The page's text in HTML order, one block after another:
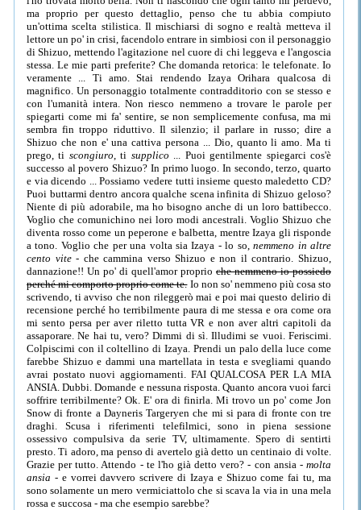
ma proprio per questo dettaglio, penso che tu abbia compiuto
un'ottima scelta stilistica. Il mischiarsi di sogno e realtà metteva il
lettore un po' in crisi, facendolo entrare in simbiosi con il personaggio
di Shizuo, mettendo l'agitazione nel cuore di chi leggeva e l'angoscia
stessa. Le mie parti preferite? Che domanda retorica: le telefonate. Io
veramente ... Ti amo. Stai rendendo Izaya Orihara qualcosa di
magnifico. Un personaggio totalmente contradditorio con se stesso e
con l'umanità intera. Non riesco nemmeno a trovare le parole per
spiegarti come mi fa' sentire, se non semplicemente confusa, ma mi
sembra fin troppo riduttivo. Il silenzio; il parlare in russo; dire a
Shizuo che non e' una cattiva persona ... Dio, quanto li amo. Ma ti
prego, ti scongiuro , ti supplico ... Puoi gentilmente spiegarci cos'è
successo al povero Shizuo? In primo luogo. In secondo, terzo, quarto
e via dicendo ... Possiamo vedere tutti insieme questo maledetto CD?
Puoi buttarmi dentro ancora qualche scena infinita di Shizuo geloso?
Niente di più adorabile, ma ho bisogno anche di un loro battibecco.
Voglio che comunichino nei loro modi ancestrali. Voglio Shizuo che
diventa rosso come un peperone e balbetta, mentre Izaya gli risponde
a tono. Voglio che per una volta sia Izaya - lo so,nemmeno in altre
cento vite- che cammina verso Shizuo e non il contrario. Shizuo,
dannazione!! Un po' di quell'amor proprio che nemmeno io possiedo
perché mi comporto proprio come te.Io non so' nemmeno più cosa sto
scrivendo, ti avviso che non rileggerò mai e poi mai questo delirio di
recensione perché ho terribilmente paura di me stessa e ora come ora
mi sento persa per aver riletto tutta VR e non aver altri capitoli da
assaporare. Ne hai tu, vero? Dimmi di sì. Illudimi se vuoi. Feriscimi.
Colpiscimi con il coltellino di Izaya. Prendi un palo della luce come
farebbe Shizuo e dammi una martellata in testa e svegliami quando
avrai postato nuovi aggiornamenti. FAI QUALCOSA PER LA MIA
ANSIA. Dubbi. Domande e nessuna risposta. Quanto ancora vuoi farci
soffrire terribilmente? Ok. E' ora di finirla. Mi trovo un po' come Jon
Snow di fronte a Dayneris Targeryen che mi si para di fronte con tre
draghi. Scusa i riferimenti telefilmici, sono in piena sessione
ossessivo compulsiva da serie TV, ultimamente. Spero di sentirti
presto. Ti adoro, ma penso di avertelo già detto un centinaio di volte.
Grazie per tutto. Attendo - te l'ho già detto vero? - con ansia - molta
ansia - e vorrei davvero scrivere di Izaya e Shizuo come fai tu, ma
sono solamente un mero vermiciattolo che si scava la via in una mela
rossa e succosa - ma che esempio sarebbe?